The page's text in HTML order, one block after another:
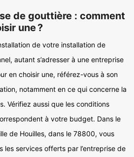
de gouttière : comment
une ?
de votre installation de
autant s’adresser à une entreprise
en choisir une, référez-vous à son
notamment en ce qui concerne la
Vérifiez aussi que les conditions
à votre budget. Dans le
de Houilles, dans le 78800, vous
les services offerts par l’entreprise de